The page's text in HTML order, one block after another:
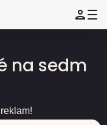
na sedm